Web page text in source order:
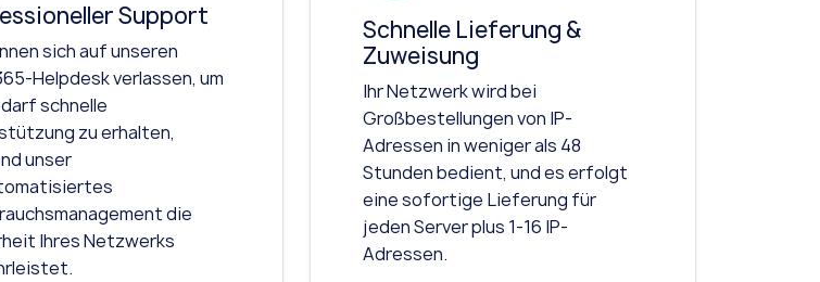
Support
sich auf unseren
Helpdesk verlassen, um
schnelle
zu erhalten,
unser
die
Ihres Netzwerks
Schnelle Lieferung &
Zuweisung
Ihr Netzwerk wird bei
Großbestellungen von IP-
Adressen in weniger als 48
Stunden bedient, und es erfolgt
eine sofortige Lieferung für
jeden Server plus 1-16 IP-
Adressen.